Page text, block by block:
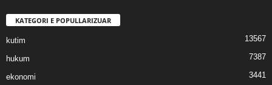
KATEGORI E POPULLARIZUAR
kutim 13567
hukum 7387
ekonomi 3441